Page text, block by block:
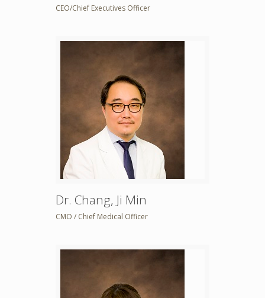
CEO/Chief Executives Officer
Dr. Chang, Ji Min
CMO / Chief Medical Officer